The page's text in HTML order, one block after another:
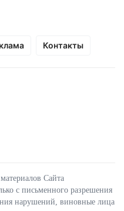
Контакты
Сайта
с письменного разрешения
нарушений, виновные лица